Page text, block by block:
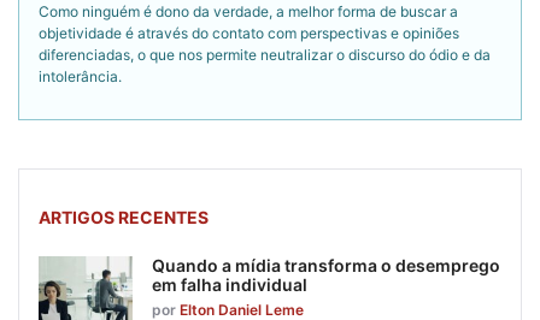
Como ninguém é dono da verdade, a melhor forma de buscar a
objetividade é através do contato com perspectivas e opiniões
diferenciadas, o que nos permite neutralizar o discurso do ódio e da
intolerância.
ARTIGOS RECENTES
Quando a mídia transforma o desemprego
em falha individual
por Elton Daniel Leme